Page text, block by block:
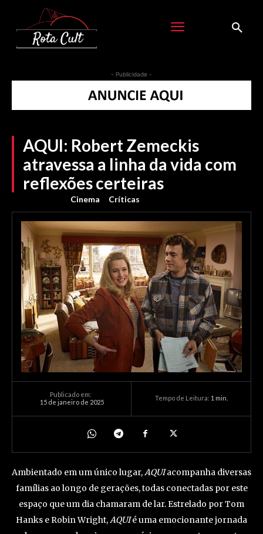
- Publicidade -
AQUI: Robert Zemeckis
atravessa a linha da vida com
reflexões certeiras
Cinema Críticas
Publicado em:
15 de janeiro de 2025
Tempo de Leitura: 1 min.
Ambientado em um único lugar, AQUIacompanha diversas
famílias ao longo de gerações, todas conectadas por este
espaço que um dia chamaram de lar. Estrelado por Tom
Hanks e Robin Wright, AQUIé uma emocionante jornada